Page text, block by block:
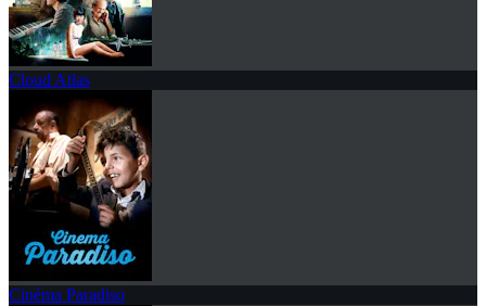
Cloud Atlas
Cinéma Paradiso